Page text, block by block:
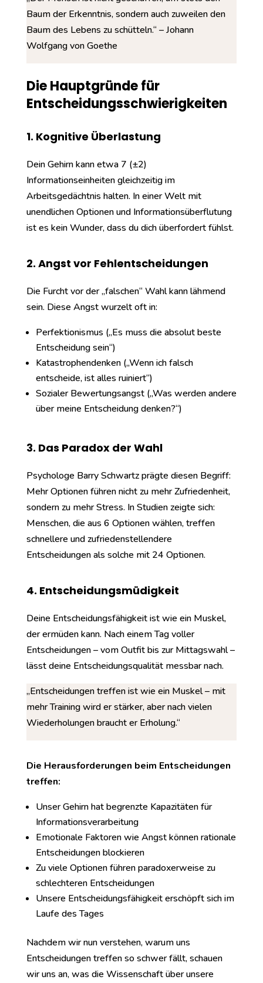
Baum der Erkenntnis, sondern auch zuweilen den
Baum des Lebens zu schütteln.“ – Johann
Wolfgang von Goethe
Die Hauptgründe für
Entscheidungsschwierigkeiten
1. Kognitive Überlastung
Dein Gehirn kann etwa 7 (±2)
Informationseinheiten gleichzeitig im
Arbeitsgedächtnis halten. In einer Welt mit
unendlichen Optionen und Informationsüberflutung
ist es kein Wunder, dass du dich überfordert fühlst.
2. Angst vor Fehlentscheidungen
Die Furcht vor der „falschen“ Wahl kann lähmend
sein. Diese Angst wurzelt oft in:
Perfektionismus („Es muss die absolut beste
Entscheidung sein“)
Katastrophendenken („Wenn ich falsch
entscheide, ist alles ruiniert“)
Sozialer Bewertungsangst („Was werden andere
über meine Entscheidung denken?“)
3. Das Paradox der Wahl
Psychologe Barry Schwartz prägte diesen Begriff:
Mehr Optionen führen nicht zu mehr Zufriedenheit,
sondern zu mehr Stress. In Studien zeigte sich:
Menschen, die aus 6 Optionen wählen, treffen
schnellere und zufriedenstellendere
Entscheidungen als solche mit 24 Optionen.
4. Entscheidungsmüdigkeit
Deine Entscheidungsfähigkeit ist wie ein Muskel,
der ermüden kann. Nach einem Tag voller
Entscheidungen – vom Outfit bis zur Mittagswahl –
lässt deine Entscheidungsqualität messbar nach.
„Entscheidungen treffen ist wie ein Muskel – mit
mehr Training wird er stärker, aber nach vielen
Wiederholungen braucht er Erholung.“
Die Herausforderungen beim Entscheidungen
treffen:
Unser Gehirn hat begrenzte Kapazitäten für
Informationsverarbeitung
Emotionale Faktoren wie Angst können rationale
Entscheidungen blockieren
Zu viele Optionen führen paradoxerweise zu
schlechteren Entscheidungen
Unsere Entscheidungsfähigkeit erschöpft sich im
Laufe des Tages
Nachdem wir nun verstehen, warum uns
Entscheidungen treffen so schwer fällt, schauen
wir uns an, was die Wissenschaft über unsere